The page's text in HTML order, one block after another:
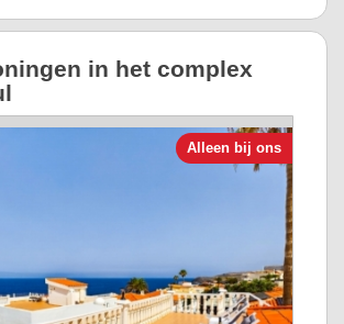
in het complex
Alleen bij ons